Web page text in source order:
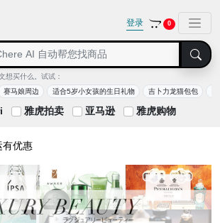
登录 0
想买什么。试试：
赛马娘周边 适合5岁小女孩的生日礼物 吉卜力龙猫包包
雅虎拍卖 亚马逊 雅虎购物
有优惠